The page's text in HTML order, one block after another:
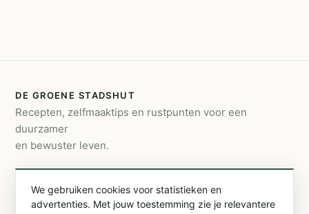
DE GROENE STADSHUT
Recepten, zelfmaaktips en rustpunten voor een
duurzamer
en bewuster leven.
info@degroenestadshut.be
We gebruiken cookies voor statistieken en
advertenties. Met jouw toestemming zie je relevantere